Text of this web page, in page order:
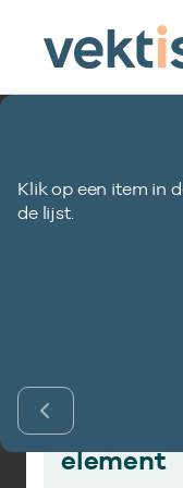
Vind
element
Klik op een item in
de lijst.